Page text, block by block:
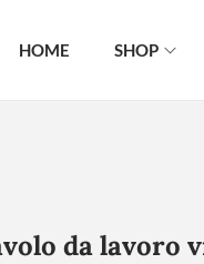
HOME SHOP
da lavoro